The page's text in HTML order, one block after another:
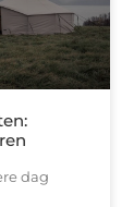
dag